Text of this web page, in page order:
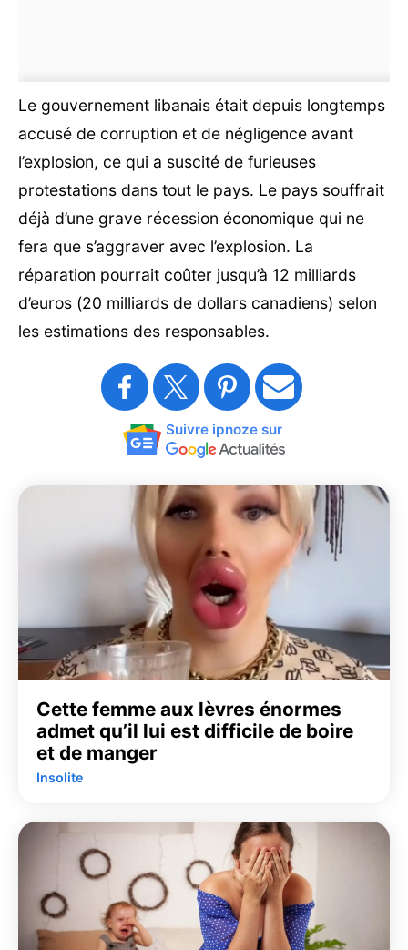
Le gouvernement libanais était depuis longtemps
accusé de corruption et de négligence avant
l’explosion, ce qui a suscité de furieuses
protestations dans tout le pays. Le pays souffrait
déjà d’une grave récession économique qui ne
fera que s’aggraver avec l’explosion. La
réparation pourrait coûter jusqu’à 12 milliards
d’euros (20 milliards de dollars canadiens) selon
les estimations des responsables.
Suivre ipnoze sur
Cette femme aux lèvres énormes
admet qu’il lui est difficile de boire
et de manger
Insolite